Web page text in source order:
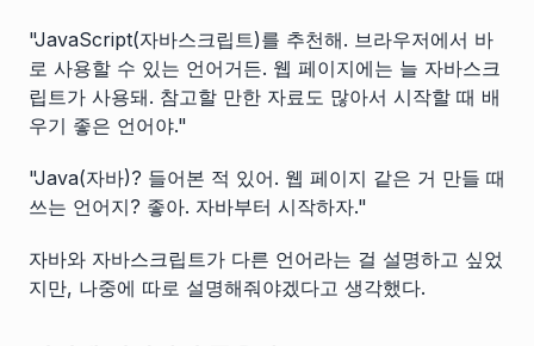
"JavaScript(자바스크립트)를 추천해. 브라우저에서 바
로 사용할 수 있는 언어거든. 웹 페이지에는 늘 자바스크
립트가 사용돼. 참고할 만한 자료도 많아서 시작할 때 배
우기 좋은 언어야."
"Java(자바)? 들어본 적 있어. 웹 페이지 같은 거 만들 때
쓰는 언어지? 좋아. 자바부터 시작하자."
자바와 자바스크립트가 다른 언어라는 걸 설명하고 싶었
지만, 나중에 따로 설명해줘야겠다고 생각했다.